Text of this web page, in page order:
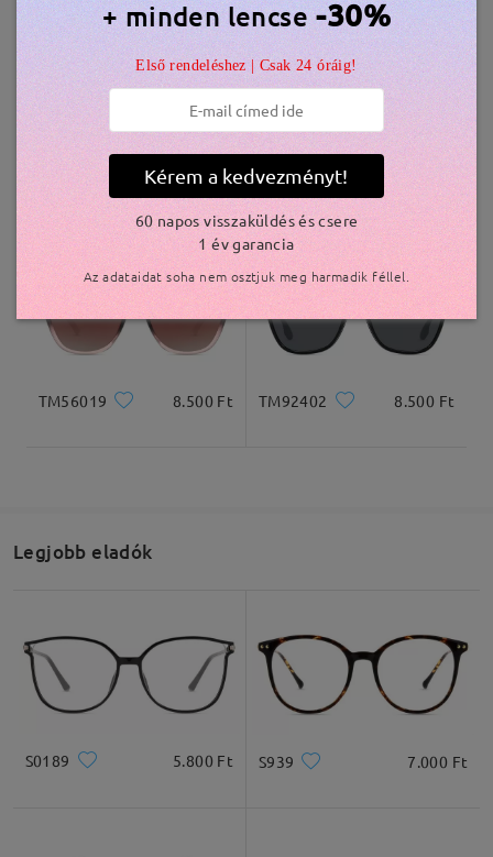
szállítási idő
5-7 munkanap
részletek
Kiszállítva
Grace3601 7.500 Ft M18248 7.000 Ft
TM56019 8.500 Ft TM92402 8.500 Ft
Legjobb eladók
S0189 5.800 Ft S939 7.000 Ft
+ minden lencse -30%
Első rendeléshez | Csak 24 óráig!
Kérem a kedvezményt!
60 napos visszaküldés és csere
1 év garancia
Az adataidat soha nem osztjuk meg harmadik féllel.